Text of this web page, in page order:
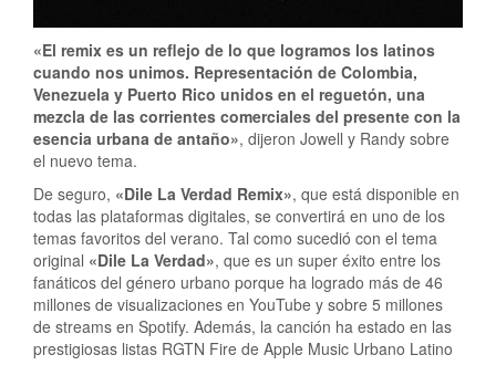
«El remix es un reflejo de lo que logramos los latinos
cuando nos unimos. Representación de Colombia,
Venezuela y Puerto Rico unidos en el reguetón, una
mezcla de las corrientes comerciales del presente con la
esencia urbana de antaño», dijeron Jowell y Randy sobre
el nuevo tema.
De seguro, «Dile La Verdad Remix», que está disponible en
todas las plataformas digitales, se convertirá en uno de los
temas favoritos del verano. Tal como sucedió con el tema
original «Dile La Verdad», que es un super éxito entre los
fanáticos del género urbano porque ha logrado más de 46
millones de visualizaciones en YouTube y sobre 5 millones
de streams en Spotify. Además, la canción ha estado en las
prestigiosas listas RGTN Fire de Apple Music Urbano Latino